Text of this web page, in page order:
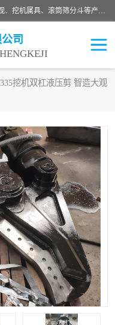
济宁智造工程科技有限公司是一家经营智造大观、挖机属具、滚筒筛分斗等产品的滑移装载机厂家。济宁智造工程科技有限公司奉行以质量赢得用户，诚信为本，互利共赢的宗旨，依靠雄厚的技术力量，科学的管理制度，先进的加工检测设备，始终坚持以客户为中心，免费咨询！
司
挖机双杠液压剪 智造大观
动破碎机
碎钳
壤修复
沟机
碎机
路机
移装载机